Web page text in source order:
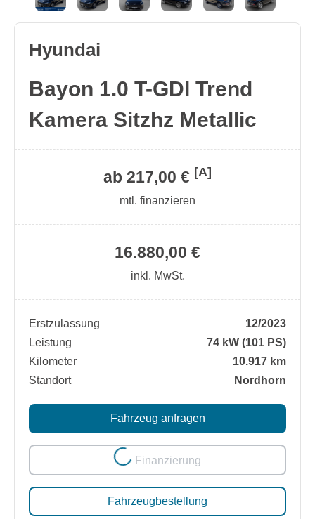
Hyundai
Bayon 1.0 T-GDI Trend
Kamera Sitzhz Metallic
16.880,00 €
inkl. MwSt.
ab 217,00 € [A]
mtl. finanzieren
Erstzulassung
12/2023
Leistung
74 kW (101 PS)
Kilometer
10.917 km
Standort
Nordhorn
Fahrzeug anfragen
Loading...
Finanzierung
Fahrzeugbestellung